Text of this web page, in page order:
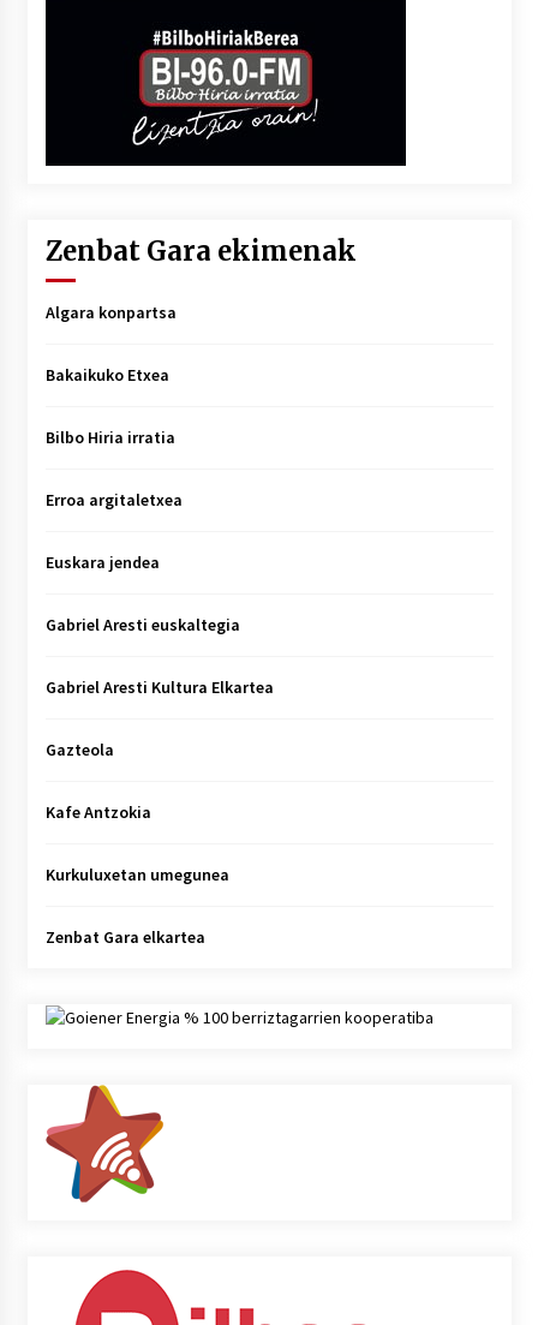
Zenbat Gara ekimenak
Algara konpartsa
Bakaikuko Etxea
Bilbo Hiria irratia
Erroa argitaletxea
Euskara jendea
Gabriel Aresti euskaltegia
Gabriel Aresti Kultura Elkartea
Gazteola
Kafe Antzokia
Kurkuluxetan umegunea
Zenbat Gara elkartea